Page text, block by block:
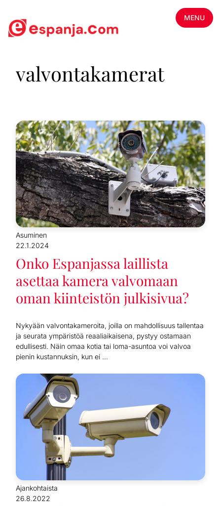
MENU
valvontakamerat
Asuminen
22.1.2024
Onko Espanjassa laillista
asettaa kamera valvomaan
oman kiinteistön julkisivua?
Nykyään valvontakameroita, joilla on mahdollisuus tallentaa
ja seurata ympäristöä reaaliaikaisena, pystyy ostamaan
edullisesti. Näin omaa kotia tai loma-asuntoa voi valvoa
pienin kustannuksin, kun ei ...
Ajankohtaista
26.8.2022